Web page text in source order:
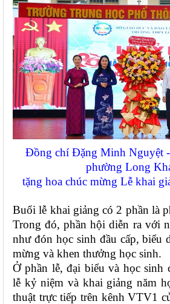
Đồng chí Đặng Minh Nguyệt
phường Long
tặng hoa chúc mừng Lễ khai
Buổi lễ khai giảng có 2 phần là
Trong đó, phần hội diễn ra với
như đón học sinh đầu cấp, biểu
mừng và khen thưởng học sinh.
Ở phần lễ, đại biểu và học sinh
lễ kỷ niệm và khai giảng năm
thuật trực tiếp trên kênh VTV1